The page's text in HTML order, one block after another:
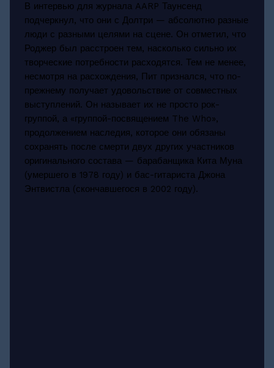
В интервью для журнала AARP Таунсенд
подчеркнул, что они с Долтри — абсолютно разные
люди с разными целями на сцене. Он отметил, что
Роджер был расстроен тем, насколько сильно их
творческие потребности расходятся. Тем не менее,
несмотря на расхождения, Пит признался, что по-
прежнему получает удовольствие от совместных
выступлений. Он называет их не просто рок-
группой, а «группой-посвящением The Who»,
продолжением наследия, которое они обязаны
сохранять после смерти двух других участников
оригинального состава — барабанщика Кита Муна
(умершего в 1978 году) и бас-гитариста Джона
Энтвистла (скончавшегося в 2002 году).